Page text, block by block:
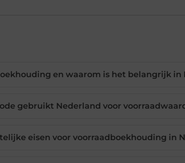
en waarom is het belangrijk in
gebruikt Nederland voor
eisen voor voorraadboekhouding in